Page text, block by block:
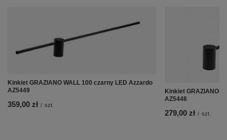
Kinkiet GRAZIANO WALL 100 czarny LED Azzardo
AZ5449
359,00 zł / szt.
Kinkiet GRAZIANO
AZ5448
279,00 zł / szt.